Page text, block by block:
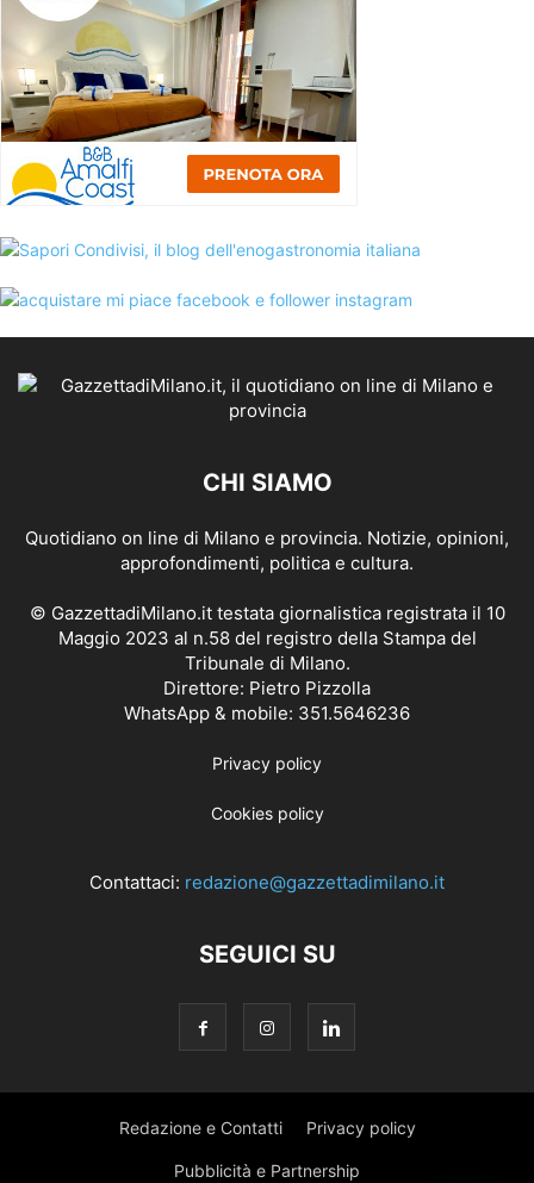
CHI SIAMO
Quotidiano on line di Milano e provincia. Notizie, opinioni,
approfondimenti, politica e cultura.
© GazzettadiMilano.it testata giornalistica registrata il 10
Maggio 2023 al n.58 del registro della Stampa del
Tribunale di Milano.
Direttore: Pietro Pizzolla
WhatsApp & mobile: 351.5646236
Privacy policy
Cookies policy
Contattaci: redazione@gazzettadimilano.it
SEGUICI SU
Redazione e Contatti Privacy policy
Pubblicità e Partnership